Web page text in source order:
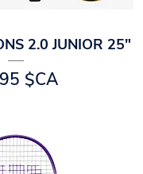
2.0 JUNIOR 25"
$CA